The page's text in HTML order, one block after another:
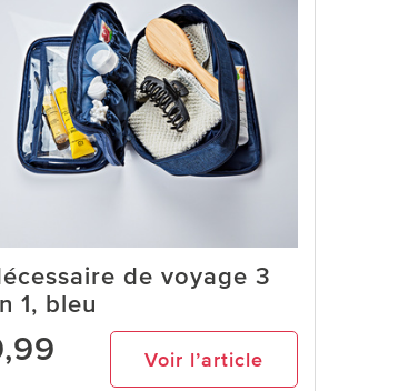
de voyage 3
1, bleu
Voir l’article